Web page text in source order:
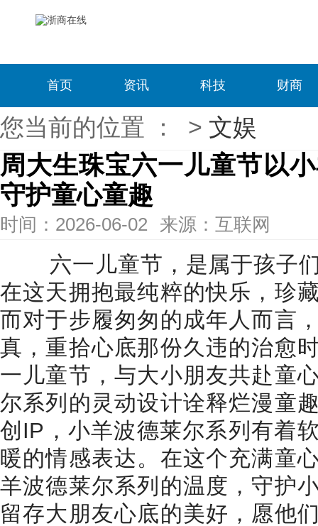
首页 资讯 科技 财商
您当前的位置 ： > 文娱
周大生珠宝六一儿童节以
守护童心童趣
时间：2026-06-02 来源：互联网
六一儿童节，是属于孩子们
在这天拥抱最纯粹的快乐，珍
而对于步履匆匆的成年人而言
真，重拾心底那份久违的治愈
一儿童节，与大小朋友共赴童
尔系列的灵动设计诠释烂漫童
创IP，小羊波德莱尔系列有着
暖的情感表达。在这个充满童
羊波德莱尔系列的温度，守护
留存大朋友心底的美好，愿他